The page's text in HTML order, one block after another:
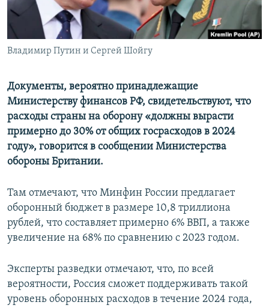
ПОБЕДИТЕЛЕЙ НЕ СУДЯТ?
КРЫМ.НЕПОКОРЕННЫЙ
ELIFBE
ПРИСОЕДИНЯЙТЕСЬ!
Все сайты RFE/RL
Владимир Путин и Сергей Шойгу
Документы, вероятно принадлежащие
Министерству финансов РФ, свидетельствуют, что
расходы страны на оборону «должны вырасти
примерно до 30% от общих госрасходов в 2024
году», говорится в сообщении Министерства
обороны Британии.
Там отмечают, что Минфин России предлагает
оборонный бюджет в размере 10,8 триллиона
рублей, что составляет примерно 6% ВВП, а также
увеличение на 68% по сравнению с 2023 годом.
Эксперты разведки отмечают, что, по всей
вероятности, Россия сможет поддерживать такой
уровень оборонных расходов в течение 2024 года,